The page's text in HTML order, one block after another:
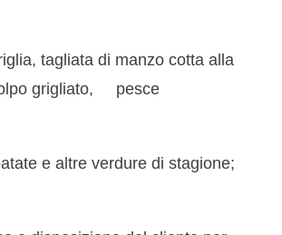
tagliata di manzo cotta alla
grigliato, pesce
e altre verdure di stagione;